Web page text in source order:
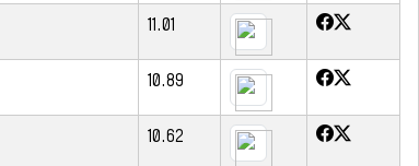
11.01
10.89
10.62